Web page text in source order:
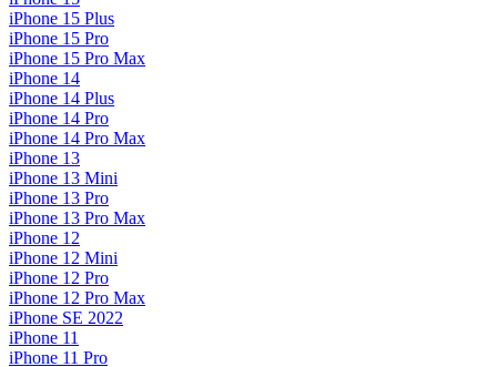
iPhone 15 Plus
iPhone 15 Pro
iPhone 15 Pro Max
iPhone 14
iPhone 14 Plus
iPhone 14 Pro
iPhone 14 Pro Max
iPhone 13
iPhone 13 Mini
iPhone 13 Pro
iPhone 13 Pro Max
iPhone 12
iPhone 12 Mini
iPhone 12 Pro
iPhone 12 Pro Max
iPhone SE 2022
iPhone 11
iPhone 11 Pro